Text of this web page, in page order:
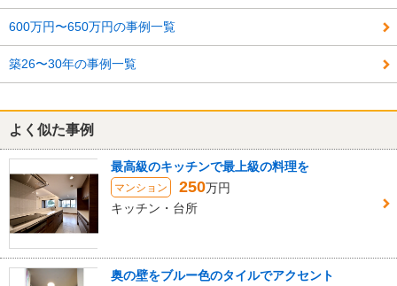
600万円〜650万円の事例一覧
築26〜30年の事例一覧
よく似た事例
最高級のキッチンで最上級の料理を
マンション 250万円
キッチン・台所
奥の壁をブルー色のタイルでアクセント